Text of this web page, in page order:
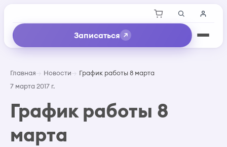
Записаться
Главная Новости
График работы 8 марта
7 марта 2017 г.
График работы 8
марта